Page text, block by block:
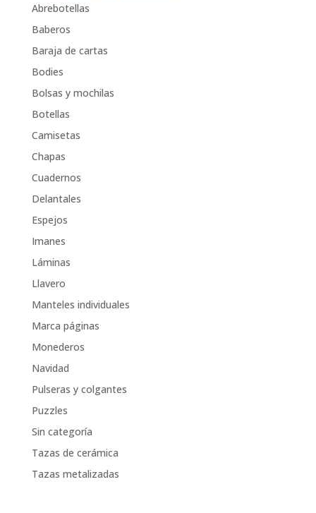
Abrebotellas
Baberos
Baraja de cartas
Bodies
Bolsas y mochilas
Botellas
Camisetas
Chapas
Cuadernos
Delantales
Espejos
Imanes
Láminas
Llavero
Manteles individuales
Marca páginas
Monederos
Navidad
Pulseras y colgantes
Puzzles
Sin categoría
Tazas de cerámica
Tazas metalizadas